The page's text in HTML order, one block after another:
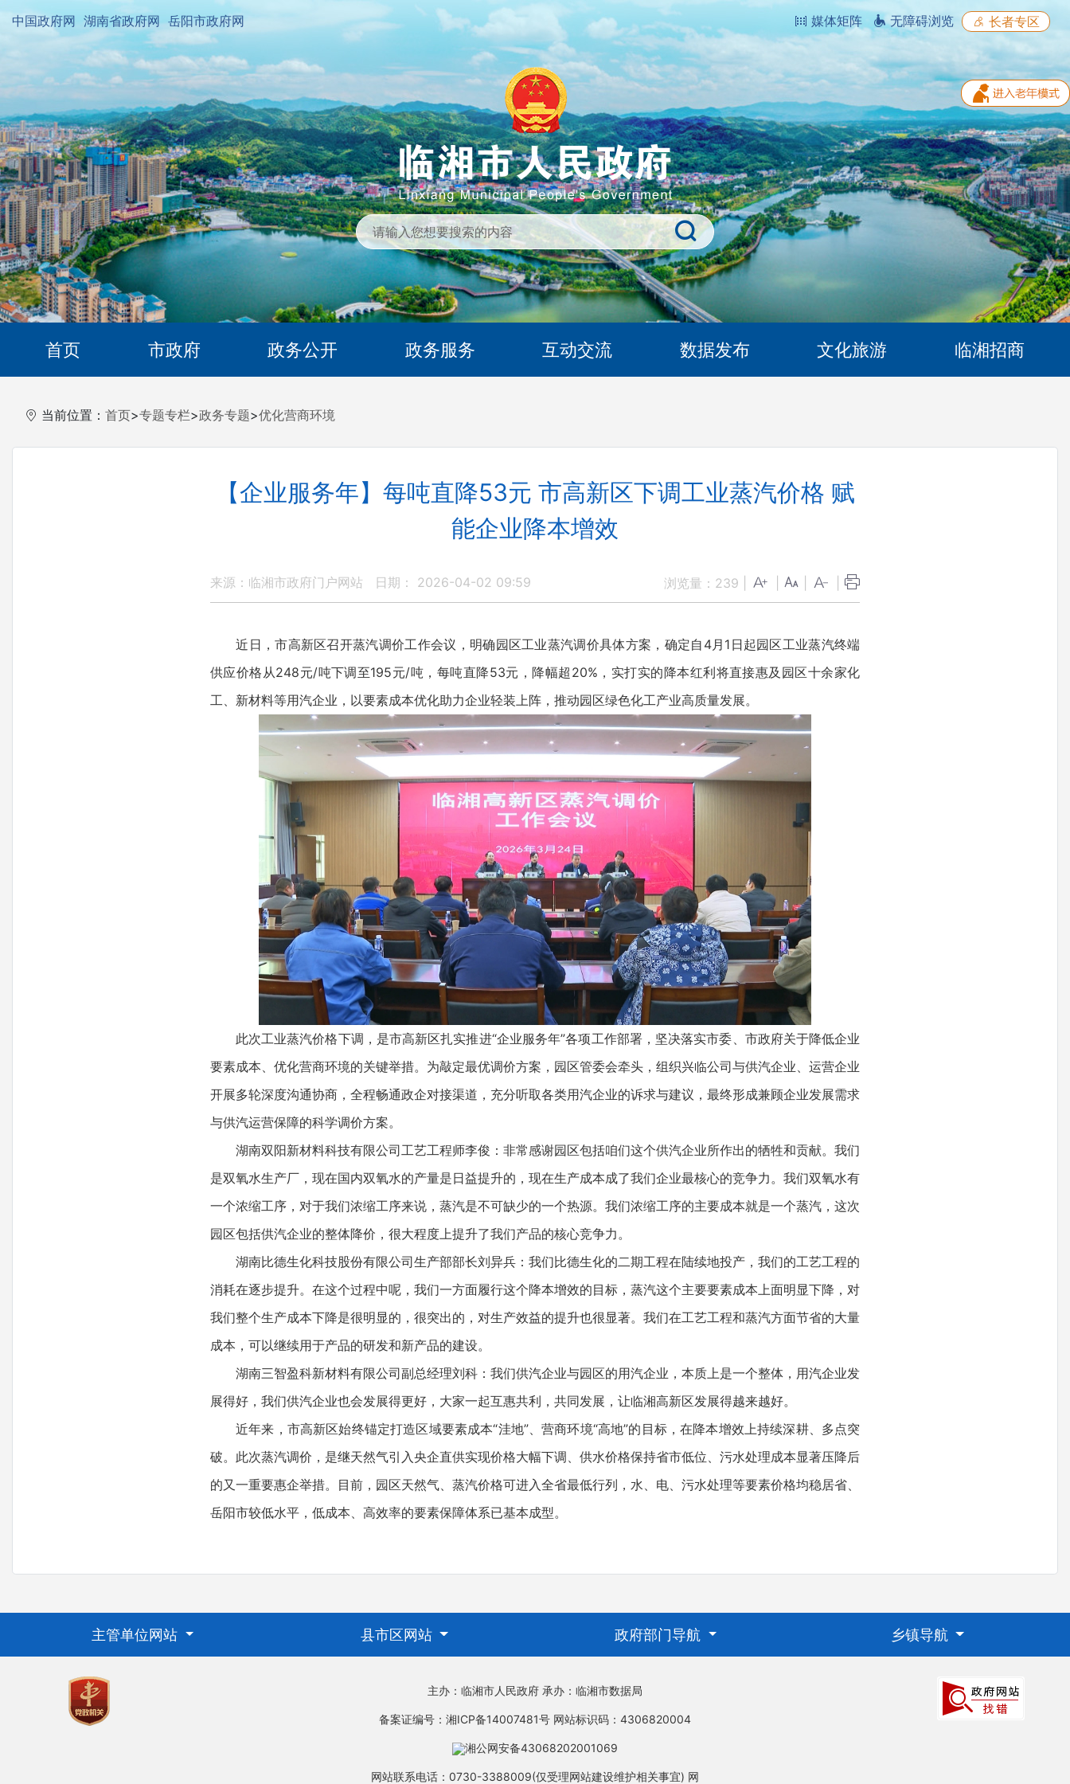
中国政府网 湖南省政府网 岳阳市政府网 媒体矩阵 无障碍浏览 长者专区
首页 市政府 政务公开 政务服务 互动交流 数据发布 文化旅游 临湘招商
当前位置： 首页>专题专栏>政务专题>优化营商环境
【企业服务年】每吨直降53元 市高新区下调工业蒸汽价格 赋
能企业降本增效
来源：临湘市政府门户网站 日期： 2026-04-02 09:59 浏览量： 239
近日，市高新区召开蒸汽调价工作会议，明确园区工业蒸汽调价具体方案，确定自4月1日起园区工业蒸汽终端
供应价格从248元/吨下调至195元/吨，每吨直降53元，降幅超20%，实打实的降本红利将直接惠及园区十余家化
工、新材料等用汽企业，以要素成本优化助力企业轻装上阵，推动园区绿色化工产业高质量发展。
此次工业蒸汽价格下调，是市高新区扎实推进“企业服务年”各项工作部署，坚决落实市委、市政府关于降低企业
要素成本、优化营商环境的关键举措。为敲定最优调价方案，园区管委会牵头，组织兴临公司与供汽企业、运营企业
开展多轮深度沟通协商，全程畅通政企对接渠道，充分听取各类用汽企业的诉求与建议，最终形成兼顾企业发展需求
与供汽运营保障的科学调价方案。
湖南双阳新材料科技有限公司工艺工程师李俊：非常感谢园区包括咱们这个供汽企业所作出的牺牲和贡献。我们
是双氧水生产厂，现在国内双氧水的产量是日益提升的，现在生产成本成了我们企业最核心的竞争力。我们双氧水有
一个浓缩工序，对于我们浓缩工序来说，蒸汽是不可缺少的一个热源。我们浓缩工序的主要成本就是一个蒸汽，这次
园区包括供汽企业的整体降价，很大程度上提升了我们产品的核心竞争力。
湖南比德生化科技股份有限公司生产部部长刘异兵：我们比德生化的二期工程在陆续地投产，我们的工艺工程的
消耗在逐步提升。在这个过程中呢，我们一方面履行这个降本增效的目标，蒸汽这个主要要素成本上面明显下降，对
我们整个生产成本下降是很明显的，很突出的，对生产效益的提升也很显著。我们在工艺工程和蒸汽方面节省的大量
成本，可以继续用于产品的研发和新产品的建设。
湖南三智盈科新材料有限公司副总经理刘科：我们供汽企业与园区的用汽企业，本质上是一个整体，用汽企业发
展得好，我们供汽企业也会发展得更好，大家一起互惠共利，共同发展，让临湘高新区发展得越来越好。
近年来，市高新区始终锚定打造区域要素成本“洼地”、营商环境“高地”的目标，在降本增效上持续深耕、多点突
破。此次蒸汽调价，是继天然气引入央企直供实现价格大幅下调、供水价格保持省市低位、污水处理成本显著压降后
的又一重要惠企举措。目前，园区天然气、蒸汽价格可进入全省最低行列，水、电、污水处理等要素价格均稳居省、
岳阳市较低水平，低成本、高效率的要素保障体系已基本成型。
主管单位网站 县市区网站 政府部门导航 乡镇导航
主办：临湘市人民政府 承办：临湘市数据局
备案证编号：湘ICP备14007481号 网站标识码：4306820004
湘公网安备43068202001069
网站联系电话：0730-3388009(仅受理网站建设维护相关事宜) 网